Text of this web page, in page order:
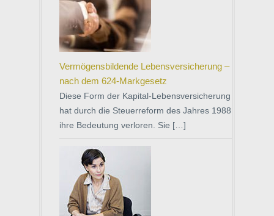
Vermögensbildende Lebensversicherung –
nach dem 624-Markgesetz
Diese Form der Kapital-Lebensversicherung
hat durch die Steuerreform des Jahres 1988
ihre Bedeutung verloren. Sie […]